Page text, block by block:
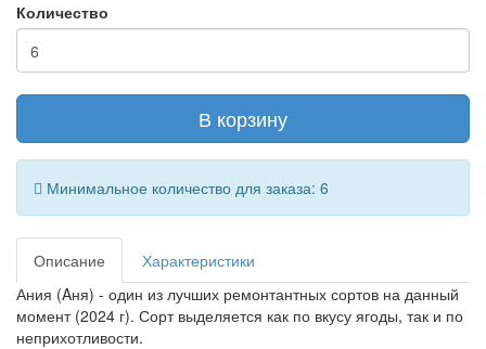
Количество
В корзину
Минимальное количество для заказа: 6
Описание
Характеристики
Ания (Aня) - один из лучших ремонтантных сортов на данный
момент (2024 г). Сорт выделяется как по вкусу ягоды, так и по
неприхотливости.